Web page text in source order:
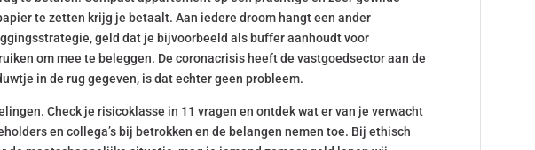
te zetten krijg je betaalt. Aan iedere droom hangt een ander
geld dat je bijvoorbeeld als buffer aanhoudt voor
om mee te beleggen. De coronacrisis heeft de vastgoedsector aan de
in de rug gegeven, is dat echter geen probleem.
Check je risicoklasse in 11 vragen en ontdek wat er van je verwacht
en collega’s bij betrokken en de belangen nemen toe. Bij ethisch